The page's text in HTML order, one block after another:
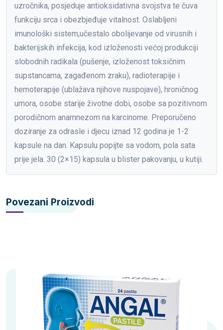
uzročnika, posjeduje antioksidativna svojstva te čuva
funkciju srca i obezbjeđuje vitalnost. Oslabljeni
imunološki sistem,učestalo obolijevanje od virusnih i
bakterijskih infekcija, kod izloženosti većoj produkciji
slobodnih radikala (pušenje, izloženost toksičnim
supstancama, zagađenom zraku), radioterapije i
hemoterapije (ublažava njihove nuspojave), hroničnog
umora, osobe starije životne dobi, osobe sa pozitivnom
porodičnom anamnezom na karcinome. Preporučeno
doziranje za odrasle i djecu iznad 12 godina je 1-2
kapsule na dan. Kapsulu popijte sa vodom, pola sata
prije jela. 30 (2×15) kapsula u blister pakovanju, u kutiji.
Povezani Proizvodi